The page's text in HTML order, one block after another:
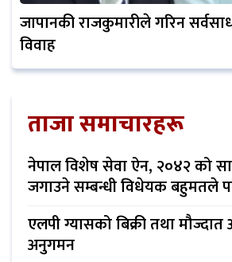
जापानकी राजकुमारीले गरिन
विवाह
ताजा समाचारहरू
नेपाल विशेष सेवा ऐन, २०४२ को
जगाउने सम्बन्धी विधेयक बहुमतले
एलपी ग्यासको बिक्री तथा
अनुगमन